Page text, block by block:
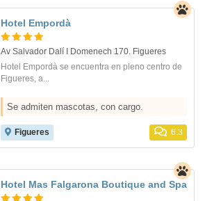
Hotel Empordà
Av Salvador Dalí I Domenech 170. Figueres
Hotel Empordà se encuentra en pleno centro de
Figueres, a...
Se admiten mascotas, con cargo.
Figueres 6.3
Hotel Mas Falgarona Boutique and Spa